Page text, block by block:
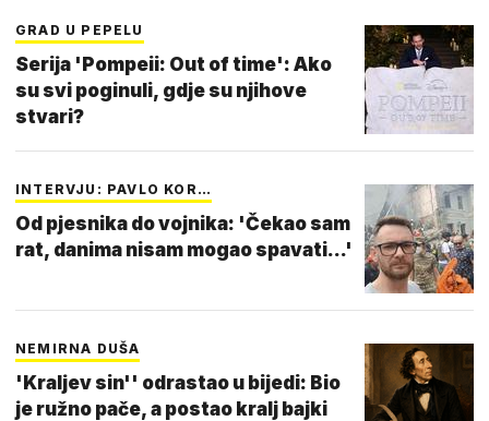
GRAD U PEPELU
Serija 'Pompeii: Out of time': Ako
su svi poginuli, gdje su njihove
stvari?
INTERVJU: PAVLO KOR…
Od pjesnika do vojnika: 'Čekao sam
rat, danima nisam mogao spavati...'
NEMIRNA DUŠA
'Kraljev sin'' odrastao u bijedi: Bio
je ružno pače, a postao kralj bajki